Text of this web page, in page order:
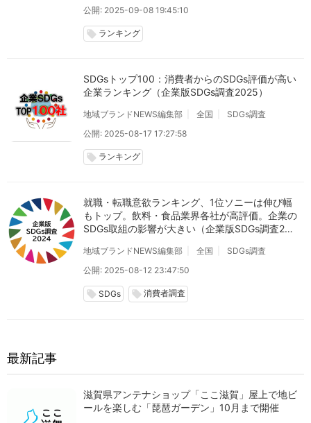
公開: 2025-09-08 19:45:10
local_offer ランキング
SDGsトップ100：消費者からのSDGs評価が高い
企業ランキング（企業版SDGs調査2025）
地域ブランドNEWS編集部 全国
SDGs調査
公開: 2025-08-17 17:27:58
local_offer ランキング
就職・転職意欲ランキング、1位ソニーは伸び幅
もトップ。飲料・食品業界各社が高評価。企業の
SDGs取組の影響が大きい（企業版SDGs調査202
地域ブランドNEWS編集部 全国
SDGs調査
公開: 2025-08-12 23:47:50
local_offer SDGs local_offer 消費者調査
最新記事
滋賀県アンテナショップ「ここ滋賀」屋上で地ビ
ールを楽しむ「琵琶ガーデン」10月まで開催